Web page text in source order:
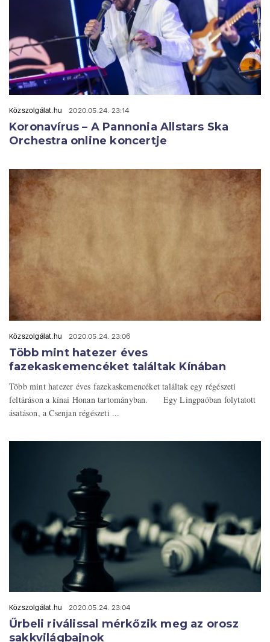
Közszolgálat.hu 2020.05.24. 23:14
Koronavírus – A Pannonia Allstars Ska
Orchestra online koncertje
Közszolgálat.hu 2020.05.24. 23:06
Több mint hatezer éves
fazekaskemencéket találtak Kínában
Több mint hatezer éves fazekaskemencéket találtak egy régészeti
feltáráson a kínai Honan tartományban. Egy Lingpaóban folytatott
ásatáson, a Csenjan régészeti ...
Közszolgálat.hu 2020.05.24. 23:04
Űrbeli riválissal mérkőzik meg az orosz
sakkvilágbajnok